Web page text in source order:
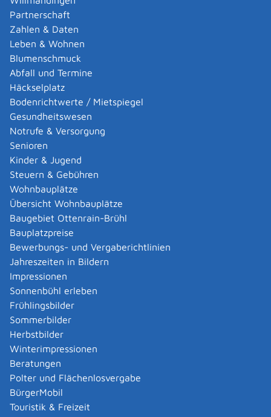
Partnerschaft
Zahlen & Daten
Leben & Wohnen
Blumenschmuck
Abfall und Termine
Häckselplatz
Bodenrichtwerte / Mietspiegel
Gesundheitswesen
Notrufe & Versorgung
Senioren
Kinder & Jugend
Steuern & Gebühren
Wohnbauplätze
Übersicht Wohnbauplätze
Baugebiet Ottenrain-Brühl
Bauplatzpreise
Bewerbungs- und Vergaberichtlinien
Jahreszeiten in Bildern
Impressionen
Sonnenbühl erleben
Frühlingsbilder
Sommerbilder
Herbstbilder
Winterimpressionen
Beratungen
Polter und Flächenlosvergabe
BürgerMobil
Touristik & Freizeit
Adoption eines deutschen Kindes - Beurkundung
von Amts wegen
Adoption eines erwachsenen Menschen beantragen
Adoptionspflege eines minderjährigen Kindes
aufnehmen
Adressänderung auf der eID-Karte beantragen
Adressbuch - Eintrag sperren lassen
Akademische Gesundheitsberufe - Anerkennung der
Weiterbildung beantragen
Akademische Grade, Titel und Bezeichnungen bei
anerkannten Spätaussiedlern - Gradumwandlungen
beantragen
Akademische Grade, Titel und Bezeichnungen von
ausländischen Hochschulen führen
Akteneinsicht in und außerhalb von
Verwaltungsverfahren beantragen
Allgemein bildende Schulen - zur Abendrealschule
anmelden
Als berechtigte Person Fahrzeugregisterauskunft
(Halterauskunft) beantragen
Als Servicedienstleisterin oder Servicedienstleister
im Rahmen der Geldwäscheaufsicht registrieren
Altenpfleger, Arbeitserzieher, Haus- und
Familienpfleger, Heilerziehungsassistent,
Heilpädagoge, Jugend- und Heimerzieher,
Sozialarbeiter, Sozialpädagoge mit ausländischer
Berufsausbildung – Erlaubnis zur Führung der
Berufsbezeichnung beantragen
Altersrente - Rente bei vorzeitigem Eintritt in den